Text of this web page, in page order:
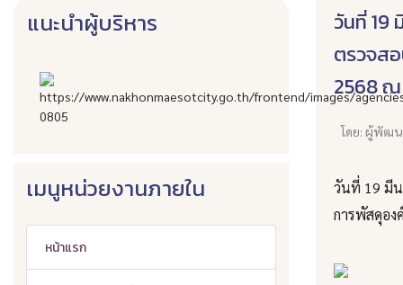
วันที่ 19
ตรวจส
2568 ณ
โดย: ผู้พัฒน
วันที่ 19 มีน
การพัสดุอ
แนะนำผู้บริหาร
เมนูหน่วยงานภายใน
หน้าแรก